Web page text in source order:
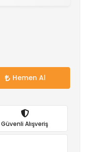
Hemen Al
Güvenli Alışveriş